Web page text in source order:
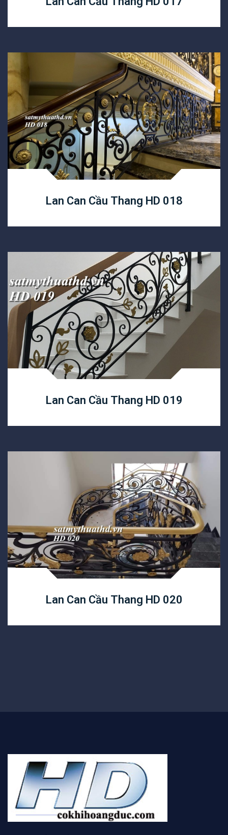
Lan Can Cầu Thang HD 018
Lan Can Cầu Thang HD 019
Lan Can Cầu Thang HD 020